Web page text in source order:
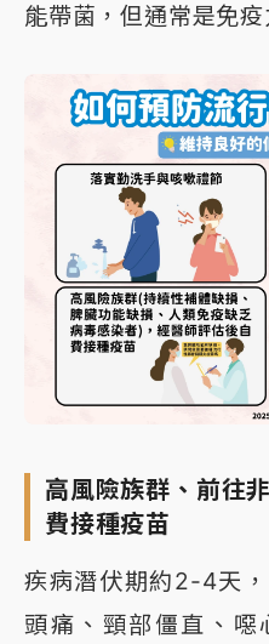
能帶菌，但通常是免
高風險族群、前往
費接種疫苗
疾病潛伏期約2-4天
頭痛、頸部僵直、噁